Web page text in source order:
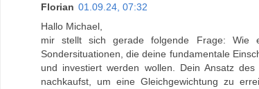
Florian 01.09.24, 07:32
Hallo Michael,
mir stellt sich gerade folgende Frage: Wie
Sondersituationen, die deine fundamentale
und investiert werden wollen. Dein Ansatz
nachkaufst, um eine Gleichgewichtung zu